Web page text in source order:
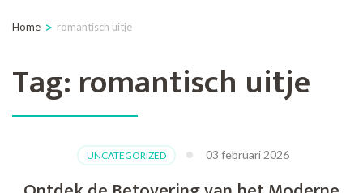
Home > romantisch uitje
Tag:romantisch uitje
UNCATEGORIZED 03 februari 2026